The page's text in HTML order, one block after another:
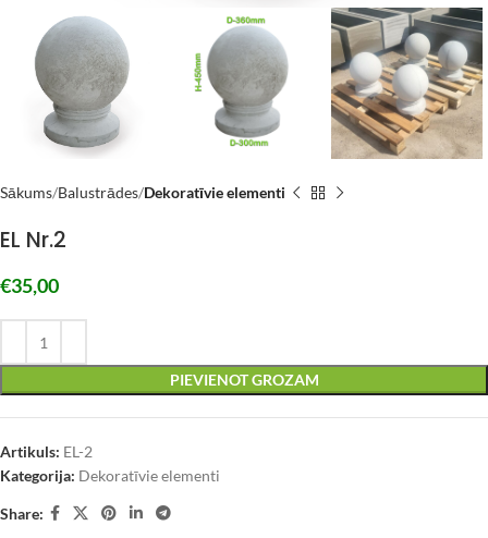
Sākums Balustrādes Dekoratīvie elementi
EL Nr.2
€35,00
PIEVIENOT GROZAM
Artikuls: EL-2
Kategorija: Dekoratīvie elementi
Share: